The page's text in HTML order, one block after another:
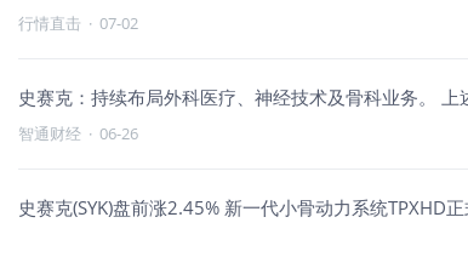
行情直击 · 07-02
史赛克：持续布局外科医疗、神经技术及骨科业务。 上
智通财经 · 06-26
史赛克(SYK)盘前涨2.45% 新一代小骨动力系统